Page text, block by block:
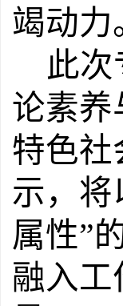
竭动力
此
论素养
特色社
示，将
属性”
融入工